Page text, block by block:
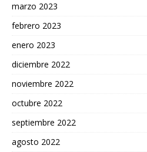
marzo 2023
febrero 2023
enero 2023
diciembre 2022
noviembre 2022
octubre 2022
septiembre 2022
agosto 2022